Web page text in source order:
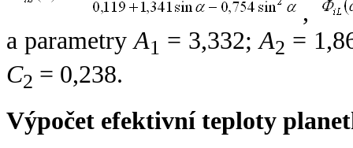
,
a parametryA1 = 3,332;A2 =
C2 = 0,238.
Výpočet efektivní teploty